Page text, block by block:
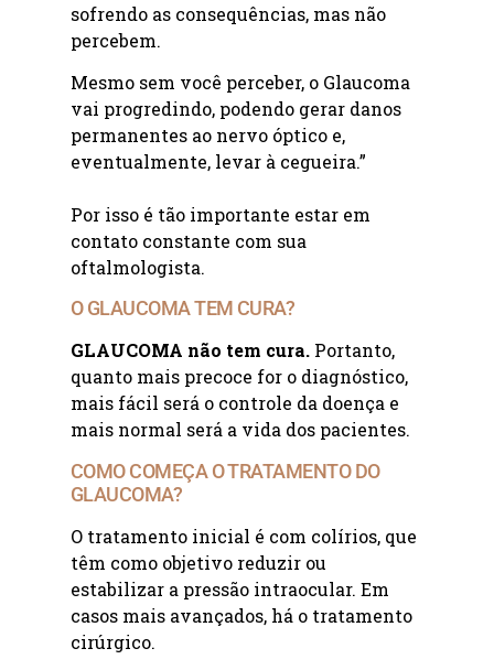
sofrendo as consequências, mas não
percebem.
Mesmo sem você perceber, o Glaucoma
vai progredindo, podendo gerar danos
permanentes ao nervo óptico e,
eventualmente, levar à cegueira.”
Por isso é tão importante estar em
contato constante com sua
oftalmologista.
O GLAUCOMA TEM CURA?
GLAUCOMA não tem cura. Portanto,
quanto mais precoce for o diagnóstico,
mais fácil será o controle da doença e
mais normal será a vida dos pacientes.
COMO COMEÇA O TRATAMENTO DO
GLAUCOMA?
O tratamento inicial é com colírios, que
têm como objetivo reduzir ou
estabilizar a pressão intraocular. Em
casos mais avançados, há o tratamento
cirúrgico.